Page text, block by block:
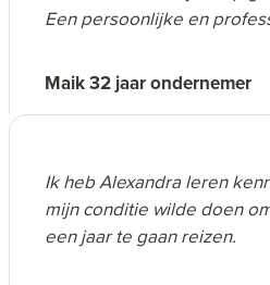
Een persoonlijke en
Maik 32 jaar ondernemer
Ik heb Alexandra leren
mijn conditie wilde doen
een jaar te gaan reizen.